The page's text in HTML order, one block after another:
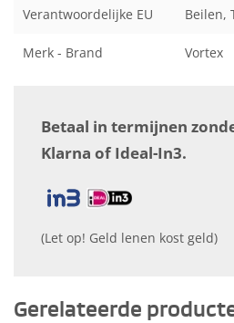
Verantwoordelijke EU
Beilen,
Merk - Brand Vortex
Betaal in termijnen
Klarna of Ideal-In3.
(Let op! Geld lenen kost geld)
Gerelateerde